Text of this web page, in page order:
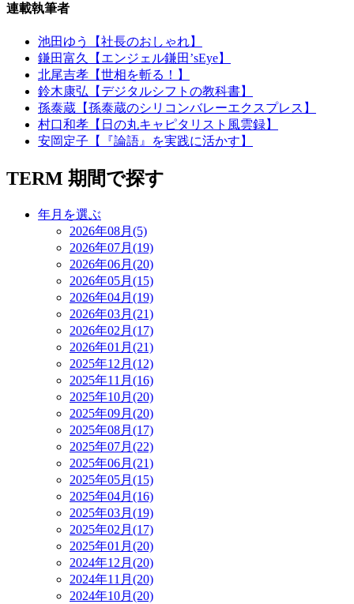
連載執筆者
池田ゆう【社長のおしゃれ】
鎌田富久【エンジェル鎌田’sEye】
北尾吉孝【世相を斬る！】
鈴木康弘【デジタルシフトの教科書】
孫泰蔵【孫泰蔵のシリコンバレーエクスプレス】
村口和孝【日の丸キャピタリスト風雲録】
安岡定子【『論語』を実践に活かす】
TERM 期間で探す
年月を選ぶ
2026年08月(5)
2026年07月(19)
2026年06月(20)
2026年05月(15)
2026年04月(19)
2026年03月(21)
2026年02月(17)
2026年01月(21)
2025年12月(12)
2025年11月(16)
2025年10月(20)
2025年09月(20)
2025年08月(17)
2025年07月(22)
2025年06月(21)
2025年05月(15)
2025年04月(16)
2025年03月(19)
2025年02月(17)
2025年01月(20)
2024年12月(20)
2024年11月(20)
2024年10月(20)